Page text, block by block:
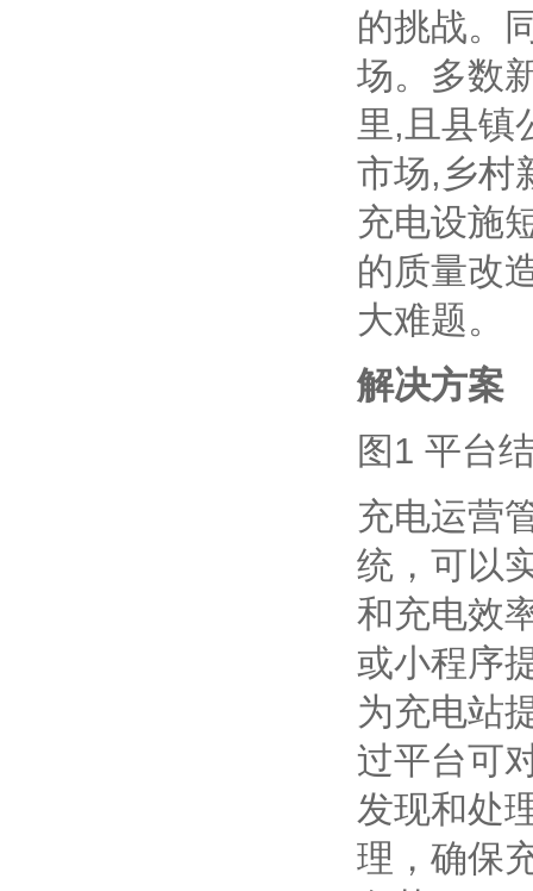
的挑战。
场。多数
里,且县镇
市场,乡村
充电设施
的质量改
大难题。
解决方案
图1 平台
充电运营
统，可以
和充电效
或小程序
为充电站
过平台可
发现和处
理，确保